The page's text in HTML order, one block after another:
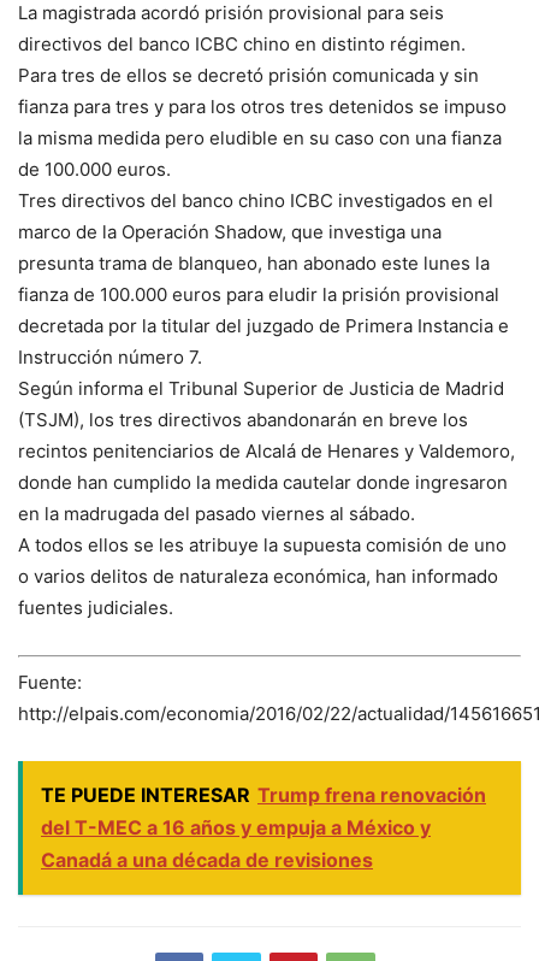
La magistrada acordó prisión provisional para seis
directivos del banco ICBC chino en distinto régimen.
Para tres de ellos se decretó prisión comunicada y sin
fianza para tres y para los otros tres detenidos se impuso
la misma medida pero eludible en su caso con una fianza
de 100.000 euros.
Tres directivos del banco chino ICBC investigados en el
marco de la Operación Shadow, que investiga una
presunta trama de blanqueo, han abonado este lunes la
fianza de 100.000 euros para eludir la prisión provisional
decretada por la titular del juzgado de Primera Instancia e
Instrucción número 7.
Según informa el Tribunal Superior de Justicia de Madrid
(TSJM), los tres directivos abandonarán en breve los
recintos penitenciarios de Alcalá de Henares y Valdemoro,
donde han cumplido la medida cautelar donde ingresaron
en la madrugada del pasado viernes al sábado.
A todos ellos se les atribuye la supuesta comisión de uno
o varios delitos de naturaleza económica, han informado
fuentes judiciales.
Fuente:
http://elpais.com/economia/2016/02/22/actualidad/
TE PUEDE INTERESAR Trump frena renovación
del T-MEC a 16 años y empuja a México y
Canadá a una década de revisiones